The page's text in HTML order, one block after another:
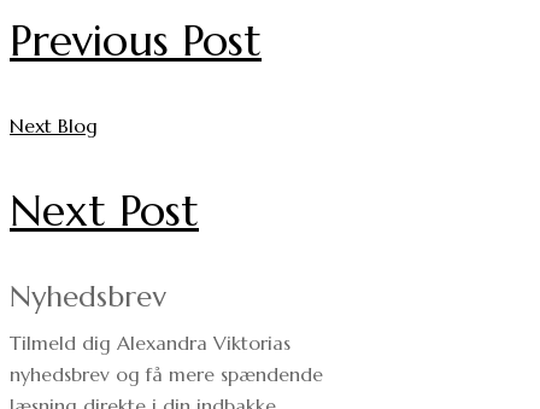
Previous Post
Next Blog
Next Post
Nyhedsbrev
Tilmeld dig Alexandra Viktorias
nyhedsbrev og få mere spændende